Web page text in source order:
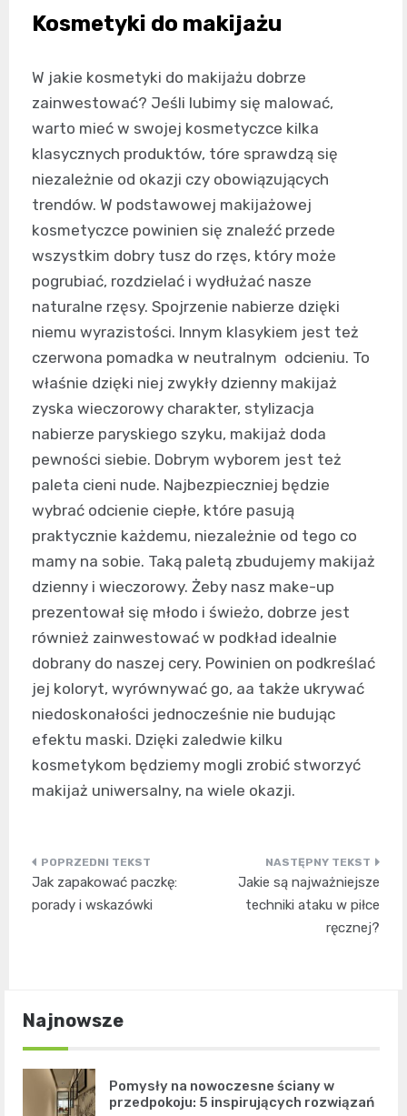
Kosmetyki do makijażu
W jakie kosmetyki do makijażu dobrze
zainwestować? Jeśli lubimy się malować,
warto mieć w swojej kosmetyczce kilka
klasycznych produktów, tóre sprawdzą się
niezależnie od okazji czy obowiązujących
trendów. W podstawowej makijażowej
kosmetyczce powinien się znaleźć przede
wszystkim dobry tusz do rzęs, który może
pogrubiać, rozdzielać i wydłużać nasze
naturalne rzęsy. Spojrzenie nabierze dzięki
niemu wyrazistości. Innym klasykiem jest też
czerwona pomadka w neutralnym odcieniu. To
właśnie dzięki niej zwykły dzienny makijaż
zyska wieczorowy charakter, stylizacja
nabierze paryskiego szyku, makijaż doda
pewności siebie. Dobrym wyborem jest też
paleta cieni nude. Najbezpieczniej będzie
wybrać odcienie ciepłe, które pasują
praktycznie każdemu, niezależnie od tego co
mamy na sobie. Taką paletą zbudujemy makijaż
dzienny i wieczorowy. Żeby nasz make-up
prezentował się młodo i świeżo, dobrze jest
również zainwestować w podkład idealnie
dobrany do naszej cery. Powinien on podkreślać
jej koloryt, wyrównywać go, aa także ukrywać
niedoskonałości jednocześnie nie budując
efektu maski. Dzięki zaledwie kilku
kosmetykom będziemy mogli zrobić stworzyć
makijaż uniwersalny, na wiele okazji.
Nawigacja
wpisu
Jak zapakować paczkę:
porady i wskazówki
Jakie są najważniejsze
techniki ataku w piłce
ręcznej?
Najnowsze
Pomysły na nowoczesne ściany w
przedpokoju: 5 inspirujących rozwiązań